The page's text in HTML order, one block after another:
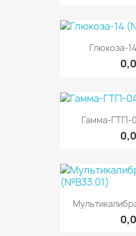
Глюкоза-
Гамма-ГТП-